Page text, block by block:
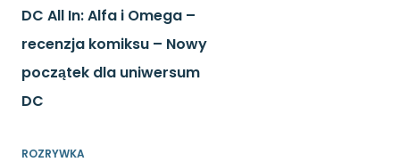
DC All In: Alfa i Omega –
recenzja komiksu – Nowy
początek dla uniwersum
DC
ROZRYWKA